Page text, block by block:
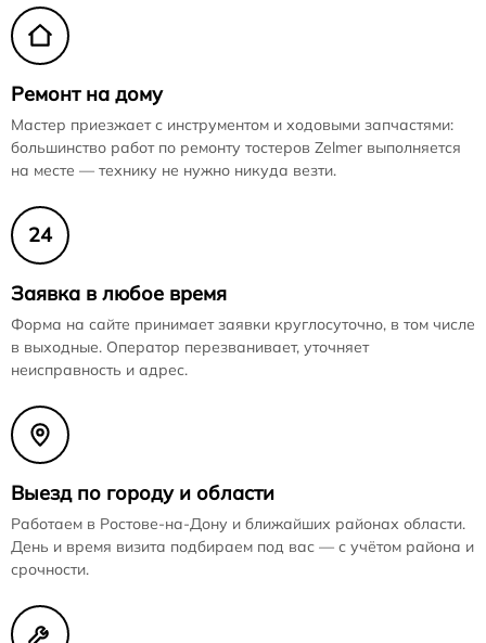
Ремонт на дому
Мастер приезжает с инструментом и ходовыми запчастями:
большинство работ по ремонту тостеров Zelmer выполняется
на месте — технику не нужно никуда везти.
24
Заявка в любое время
Форма на сайте принимает заявки круглосуточно, в том числе
в выходные. Оператор перезванивает, уточняет
неисправность и адрес.
Выезд по городу и области
Работаем в Ростове-на-Дону и ближайших районах области.
День и время визита подбираем под вас — с учётом района и
срочности.